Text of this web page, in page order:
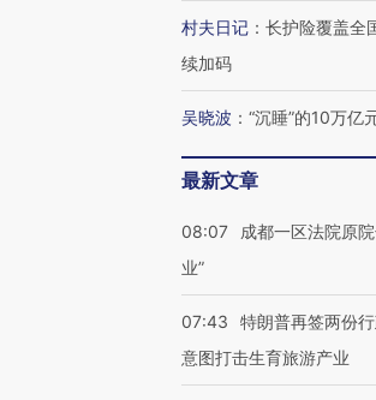
村夫日记 ： 长护险覆盖全
续加码
吴晓波 ： “沉睡”的10万亿
最新文章
08:07
成都一区法院原
业”
07:43
特朗普再签两份
意图打击生育旅游产业